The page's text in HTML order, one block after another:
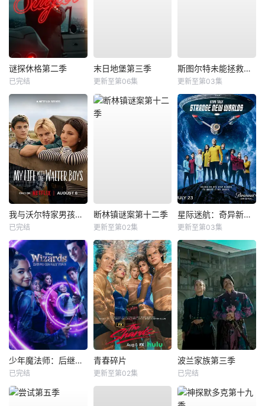
谜探休格第二季
已完结
末日地堡第三季
更新至第06集
斯图尔特未能拯救宇宙
更新至第03集
我与沃尔特家男孩的生活第三季
已完结
断林镇谜案第十二季
更新至第02集
星际迷航：奇异新世界第四季
更新至第03集
少年魔法师：后继者第三季
已完结
青春碎片
更新至第02集
波兰家族第三季
已完结